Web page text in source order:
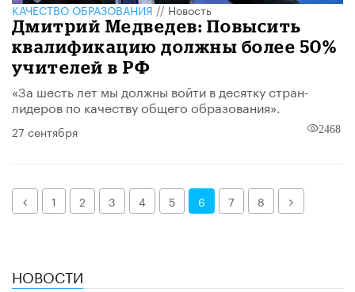
КАЧЕСТВО ОБРАЗОВАНИЯ//Новость
Дмитрий Медведев: Повысить
квалификацию должны более 50%
учителей в РФ
«За шесть лет мы должны войти в десятку стран-
лидеров по качеству общего образования».
27 сентября 2468
Назад1 2 3 4 5 6 7 8 Далее
НОВОСТИ